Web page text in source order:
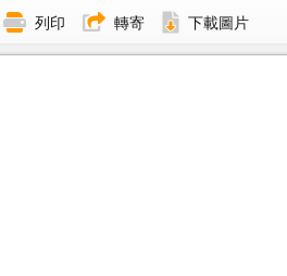
列印 轉寄 下載圖片